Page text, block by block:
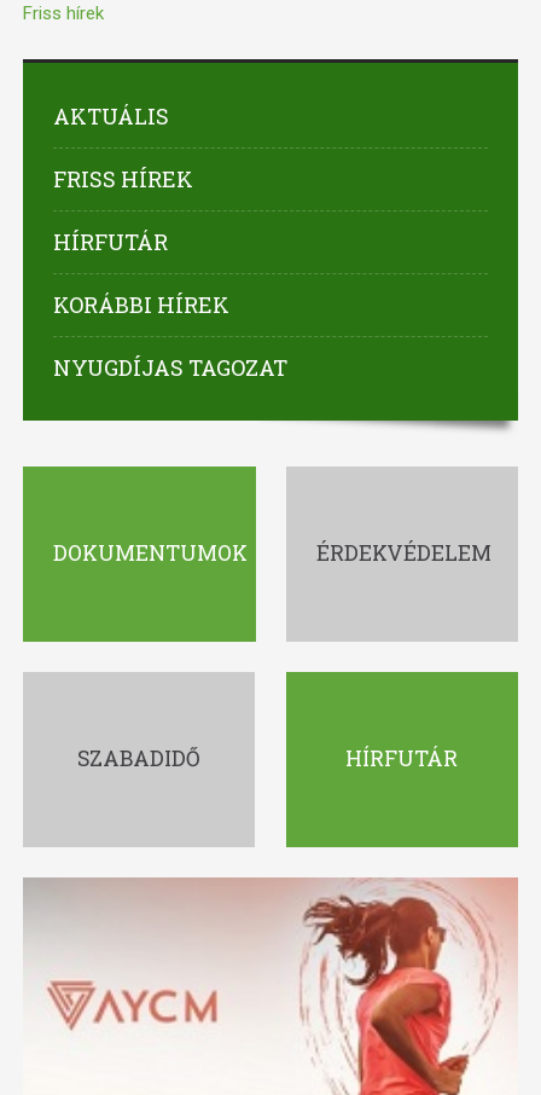
Friss hírek
AKTUÁLIS
FRISS HÍREK
HÍRFUTÁR
KORÁBBI HÍREK
NYUGDÍJAS TAGOZAT
DOKUMENTUMOK ÉRDEKVÉDELEM
SZABADIDŐ HÍRFUTÁR